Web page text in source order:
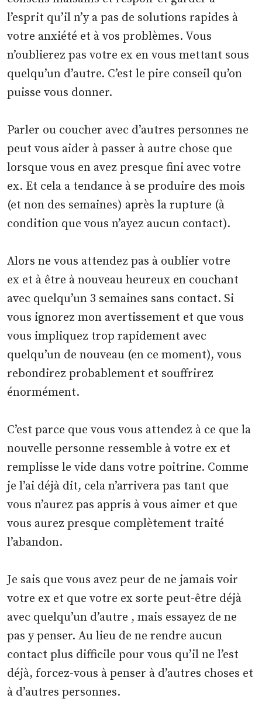
l’esprit qu’il n’y a pas de solutions rapides à
votre anxiété et à vos problèmes. Vous
n’oublierez pas votre ex en vous mettant sous
quelqu’un d’autre. C’est le pire conseil qu’on
puisse vous donner.
Parler ou coucher avec d’autres personnes ne
peut vous aider à passer à autre chose que
lorsque vous en avez presque fini avec votre
ex. Et cela a tendance à se produire des mois
(et non des semaines) après la rupture (à
condition que vous n’ayez aucun contact).
Alors ne vous attendez pas à oublier votre
ex et à être à nouveau heureux en couchant
avec quelqu’un 3 semaines sans contact. Si
vous ignorez mon avertissement et que vous
vous impliquez trop rapidement avec
quelqu’un de nouveau (en ce moment), vous
rebondirez probablement et souffrirez
énormément.
C’est parce que vous vous attendez à ce que la
nouvelle personne ressemble à votre ex et
remplisse le vide dans votre poitrine. Comme
je l’ai déjà dit, cela n’arrivera pas tant que
vous n’aurez pas appris à vous aimer et que
vous aurez presque complètement traité
l’abandon.
Je sais que vous avez peur de ne jamais voir
votre ex et que votre ex sorte peut-être déjà
avec quelqu’un d’autre , mais essayez de ne
pas y penser. Au lieu de ne rendre aucun
contact plus difficile pour vous qu’il ne l’est
déjà, forcez-vous à penser à d’autres choses et
à d’autres personnes.